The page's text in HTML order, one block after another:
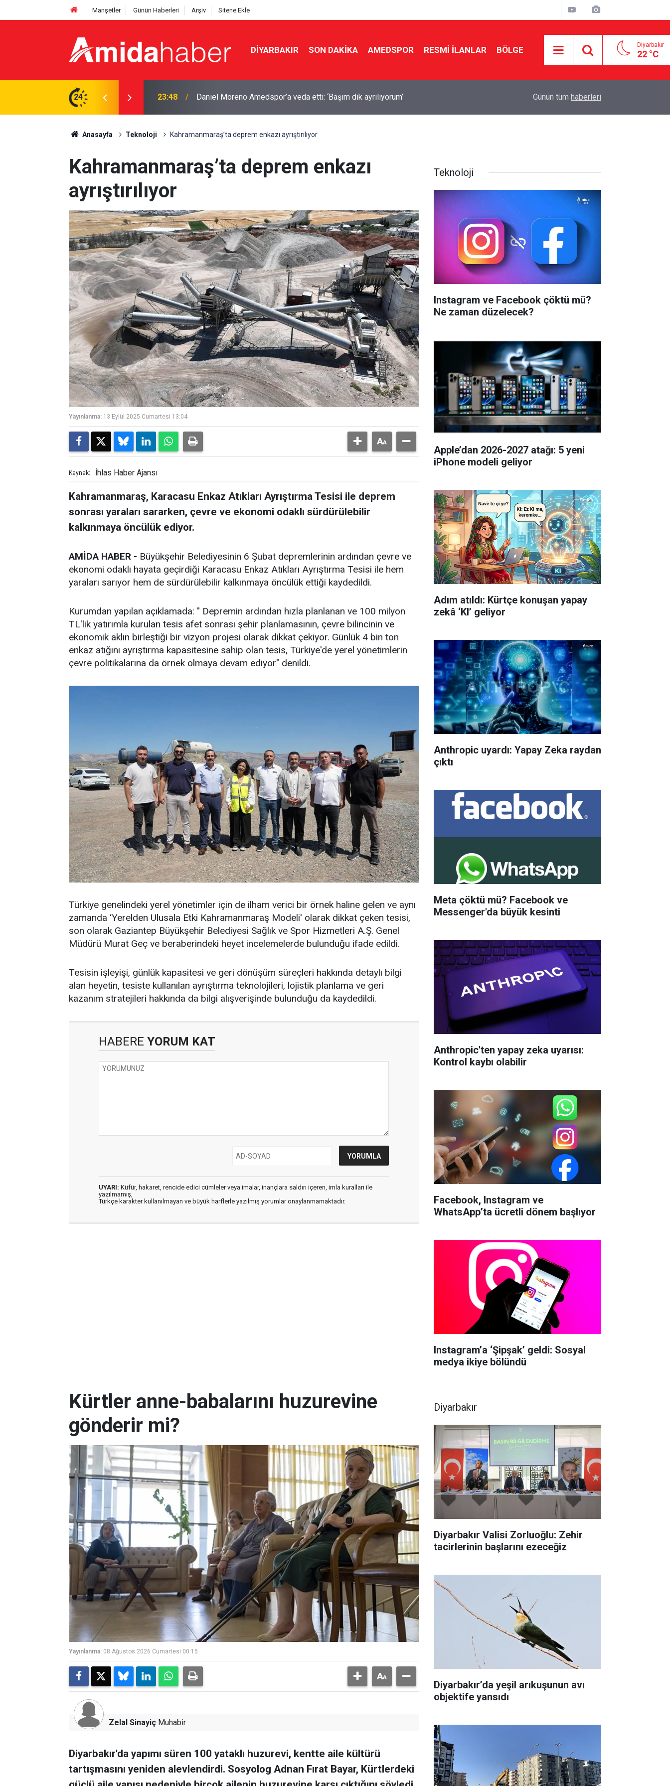
Manşetler Günün Haberleri Arşiv Sitene Ekle
DIYARBAKIR SON DAKIKA AMEDSPOR RESMI İLANLAR BÖLGE Diyarbakır
22 °C
24
‘Başım dik ayrılıyorum’ 23:25 Pezeşkiyan’dan ABD ile mutabakat mesajı: Neden sürekli savaşalım? Musa Anter davasının yeniden açılması için
Günün tüm haberleri
Anasayfa Teknoloji Kahramanmaraş’ta deprem enkazı ayrıştırılıyor
Kahramanmaraş’ta deprem enkazı
ayrıştırılıyor
Yayınlanma: 13 Eylül 2025 Cumartesi 13:04
Kaynak: İhlas Haber Ajansı
Kahramanmaraş, Karacasu Enkaz Atıkları Ayrıştırma Tesisi ile deprem
sonrası yaraları sararken, çevre ve ekonomi odaklı sürdürülebilir
kalkınmaya öncülük ediyor.
AMİDA HABER - Büyükşehir Belediyesinin 6 Şubat depremlerinin ardından çevre ve
ekonomi odaklı hayata geçirdiği Karacasu Enkaz Atıkları Ayrıştırma Tesisi ile hem
yaraları sarıyor hem de sürdürülebilir kalkınmaya öncülük ettiği kaydedildi.
Kurumdan yapılan açıklamada: " Depremin ardından hızla planlanan ve 100 milyon
TL'lik yatırımla kurulan tesis afet sonrası şehir planlamasının, çevre bilincinin ve
ekonomik aklın birleştiği bir vizyon projesi olarak dikkat çekiyor. Günlük 4 bin ton
enkaz atığını ayrıştırma kapasitesine sahip olan tesis, Türkiye'de yerel yönetimlerin
çevre politikalarına da örnek olmaya devam ediyor" denildi.
Türkiye genelindeki yerel yönetimler için de ilham verici bir örnek haline gelen ve aynı
zamanda ‘Yerelden Ulusala Etki Kahramanmaraş Modeli' olarak dikkat çeken tesisi,
son olarak Gaziantep Büyükşehir Belediyesi Sağlık ve Spor Hizmetleri A.Ş. Genel
Müdürü Murat Geç ve beraberindeki heyet incelemelerde bulunduğu ifade edildi.
Tesisin işleyişi, günlük kapasitesi ve geri dönüşüm süreçleri hakkında detaylı bilgi
alan heyetin, tesiste kullanılan ayrıştırma teknolojileri, lojistik planlama ve geri
kazanım stratejileri hakkında da bilgi alışverişinde bulunduğu da kaydedildi.
HABERE YORUM KAT
UYARI: Küfür, hakaret, rencide edici cümleler veya imalar, inançlara saldırı içeren, imla kuralları ile
yazılmamış,
Türkçe karakter kullanılmayan ve büyük harflerle yazılmış yorumlar onaylanmamaktadır.
Teknoloji
Instagram ve Facebook çöktü mü?
Ne zaman düzelecek?
Apple’dan 2026-2027 atağı: 5 yeni
iPhone modeli geliyor
Adım atıldı: Kürtçe konuşan yapay
zekâ ‘KI’ geliyor
Anthropic uyardı: Yapay Zeka raydan
çıktı
Meta çöktü mü? Facebook ve
Messenger'da büyük kesinti
Anthropic'ten yapay zeka uyarısı:
Kontrol kaybı olabilir
Facebook, Instagram ve
WhatsApp’ta ücretli dönem başlıyor
Instagram’a ‘Şipşak’ geldi: Sosyal
medya ikiye bölündü
Kürtler anne-babalarını huzurevine
gönderir mi?
Yayınlanma: 08 Ağustos 2026 Cumartesi 00:15
Zelal Sinayiç Muhabir
Diyarbakır'da yapımı süren 100 yataklı huzurevi, kentte aile kültürü
tartışmasını yeniden alevlendirdi. Sosyolog Adnan Fırat Bayar, Kürtlerdeki
Diyarbakır
Diyarbakır Valisi Zorluoğlu: Zehir
tacirlerinin başlarını ezeceğiz
Diyarbakır’da yeşil arıkuşunun avı
objektife yansıdı